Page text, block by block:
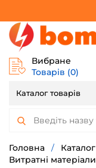
Вибране
Товарів (0)
Каталог товарів
Головна / Каталог
Витратні матеріали